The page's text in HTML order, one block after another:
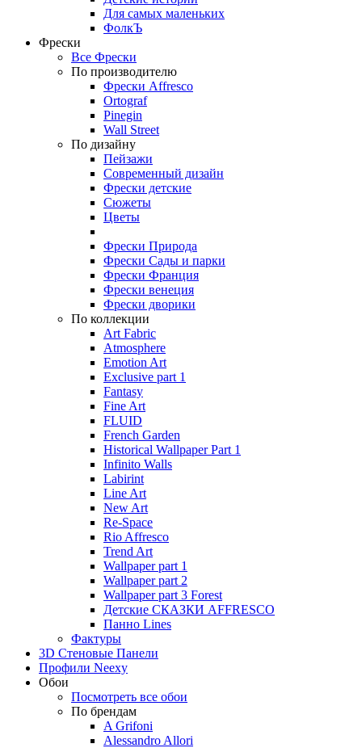
Для самых маленьких
ФолкЪ
Фрески
Все Фрески
По производителю
Фрески Affresco
Ortograf
Pinegin
Wall Street
По дизайну
Пейзажи
Современный дизайн
Фрески детские
Сюжеты
Цветы
Фрески Природа
Фрески Сады и парки
Фрески Франция
Фрески венеция
Фрески дворики
По коллекции
Art Fabric
Atmosphere
Emotion Art
Exclusive part 1
Fantasy
Fine Art
FLUID
French Garden
Historical Wallpaper Part 1
Infinito Walls
Labirint
Line Art
New Art
Re-Space
Rio Affresco
Trend Art
Wallpaper part 1
Wallpaper part 2
Wallpaper part 3 Forest
Детские СКАЗКИ AFFRESCO
Панно Lines
Фактуры
3D Стеновые Панели
Профили Neexy
Обои
Посмотреть все обои
По брендам
A Grifoni
Alessandro Allori